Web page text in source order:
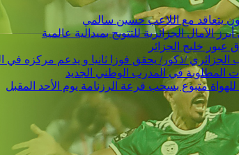
يتعاقد مع اللاعب حسين سالمي
المطلوبة في المدرب الوطني الجديد